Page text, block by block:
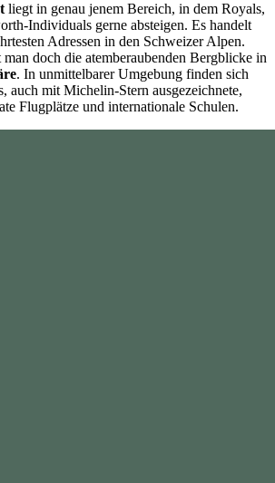
liegt in genau jenem Bereich, in dem Royals,
Individuals gerne absteigen. Es handelt
Adressen in den Schweizer Alpen.
doch die atemberaubenden Bergblicke in
. In unmittelbarer Umgebung finden sich
auch mit Michelin-Stern ausgezeichnete,
Flugplätze und internationale Schulen.